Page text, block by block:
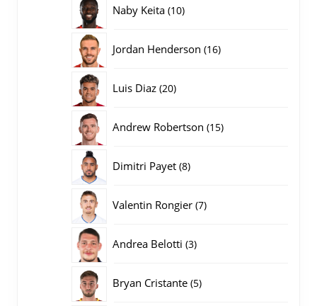
Naby Keita 1010
Jordan Henderson 1616
Luis Diaz 2020
Andrew Robertson 1515
Dimitri Payet 88
Valentin Rongier 77
Andrea Belotti 33
Bryan Cristante 55